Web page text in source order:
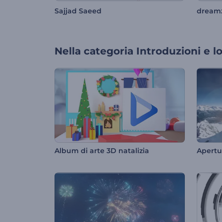
Sajjad Saeed
Nella categoria Introduzioni e
Album di arte 3D natalizia